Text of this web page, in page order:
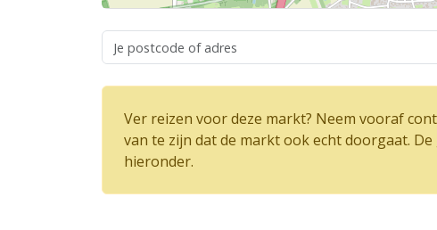
Ver reizen voor deze markt? Neem vooraf
van te zijn dat de markt ook echt doorgaat.
hieronder.